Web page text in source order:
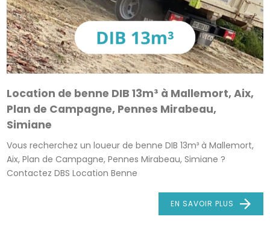
Location de benne DIB 13m³ à Mallemort, Aix,
Plan de Campagne, Pennes Mirabeau,
Simiane
Vous recherchez un loueur de benne DIB 13m³ à Mallemort,
Aix, Plan de Campagne, Pennes Mirabeau, Simiane ?
Contactez DBS Location Benne
EN SAVOIR PLUS